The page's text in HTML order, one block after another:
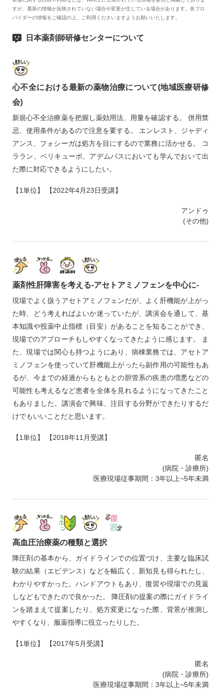
すが、最新の情報が反映されていない場合や変更が生じている場合があります。各プロ
バイダーの情報をご確認の上、ご利用くださいますようお願いいたします。
日本薬剤師研修センターについて
心不全における最新の薬物治療について(地域医療研修
会)
新規心不全治療薬を把握し薬効用法、用量を確認する。 併用禁
忌、使用条件があるので注意を要する。 エンレスト、ジャディ
アンス、フォシーガは処方を目にするので業務に活かせる。 コ
ララン、ベリキューボ、アデムパスにおいても学んでおいて出
た際に対応できるようにしたい。
【1単位】 【2022年4月23日受講】
アンドゥ
(その他)
薬剤性肝障害を考える‐アセトアミノフェンを中心に‐
現場でよく扱うアセトアミノフェンだが、よく肝機能が上がっ
た時、どう考えればよいか迷っていたが、講演会を通して、基
本知識や投薬中止指標（目安）があることを知ることができ、
現場でのアプローチもしやすくなってきたように感じます。 ま
た、現場では関心も持つようにあり、病棟業務では、アセトア
ミノフェンを使っていて肝機能上がったら副作用の可能性もあ
るが、今までの経過からもともとの胆管系の疾患の増悪などの
可能性も考えるなど患者を全体を見れるようになってきたこと
もありました。講演会で興味、注目する分野ができたりするだ
けでもいいことだと思います。
【1単位】 【2018年11月受講】
匿名
(病院・診療所)
医療現場従事期間：3年以上~5年未満
高血圧治療薬の種類と選択
降圧剤の基本から、ガイドラインでの位置づけ、主要な臨床試
験の結果（エビデンス）などを幅広く、新知見も得られたし、
わかりやすかった。ハンドアウトもあり、復習や現場での見返
しなどもできたので良かった。 降圧剤の提案の際にガイドライ
ンを踏まえて提案したり、処方変更になった際、背景が推測し
やすくなり、服薬指導に役立ったりした。
【1単位】 【2017年5月受講】
匿名
(病院・診療所)
医療現場従事期間：3年以上~5年未満